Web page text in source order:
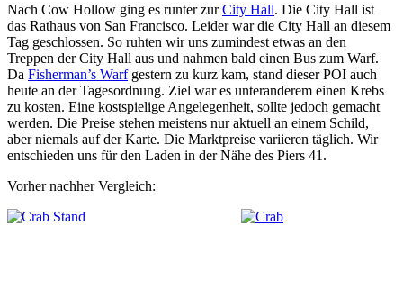
Nach Cow Hollow ging es runter zurCity Hall. Die City Hall ist
das Rathaus von San Francisco. Leider war die City Hall an diesem
Tag geschlossen. So ruhten wir uns zumindest etwas an den
Treppen der City Hall aus und nahmen bald einen Bus zum Warf.
Da Fisherman’s Warfgestern zu kurz kam, stand dieser POI auch
heute an der Tagesordnung. Ziel war es unteranderem einen Krebs
zu kosten. Eine kostspielige Angelegenheit, sollte jedoch gemacht
werden. Die Preise stehen meistens nur aktuell an einem Schild,
aber niemals auf der Karte. Die Marktpreise variieren täglich. Wir
entschieden uns für den Laden in der Nähe des Piers 41.
Vorher nachher Vergleich: